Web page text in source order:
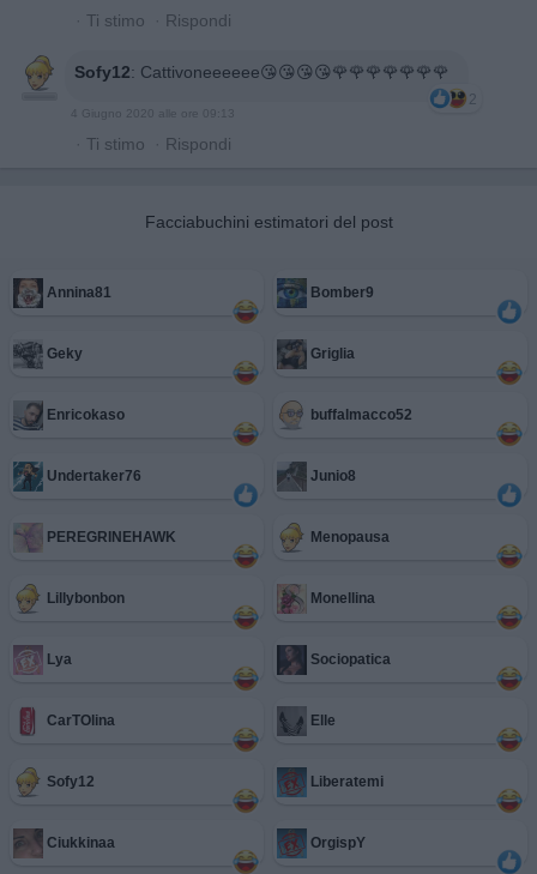
· Ti stimo · Rispondi
Sofy12: Cattivoneeeeee😘😘😘😘🌹🌹🌹🌹🌹🌹🌹
2
4 Giugno 2020 alle ore 09:13
· Ti stimo · Rispondi
Facciabuchini estimatori del post
Annina81 Bomber9
Geky Griglia
Enricokaso buffalmacco52
Undertaker76 Junio8
PEREGRINEHAWK Menopausa
Lillybonbon Monellina
Lya Sociopatica
CarTOlina Elle
Sofy12 Liberatemi
Ciukkinaa OrgispY